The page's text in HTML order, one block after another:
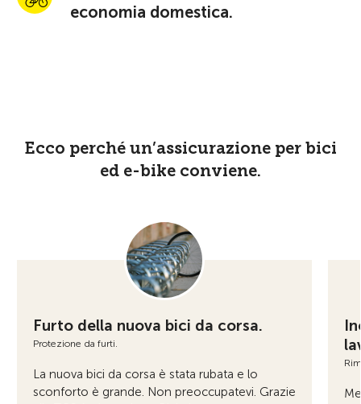
economia domestica.
Ecco perché un’assicurazione per bici
ed e-bike conviene.
Furto della nuova bici da corsa.
Protezione da furti.
La nuova bici da corsa è stata rubata e lo
sconforto è grande. Non preoccupatevi. Grazie